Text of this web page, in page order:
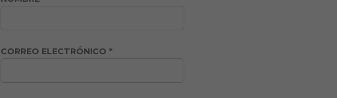
CORREO ELECTRÓNICO *